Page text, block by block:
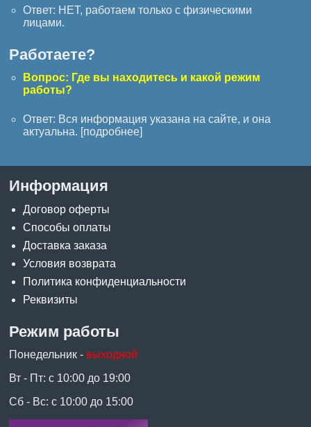
Ответ: НЕТ, работаем только с физическими
лицами.
Работаете?
Вопрос: Где вы находитесь и какой режим
работы?
Ответ: Вся информация указана на сайте, и она
актуальна. [подробнее]
Информация
Договор оферты
Способы оплаты
Доставка заказа
Условия возврата
Политика конфиденциальности
Реквизиты
Режим работы
Понедельник - выходной
Вт - Пт: с 10:00 до 19:00
Сб - Вс: с 10:00 до 15:00